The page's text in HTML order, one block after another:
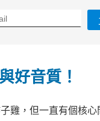
好音質！
雞，但一直有個核